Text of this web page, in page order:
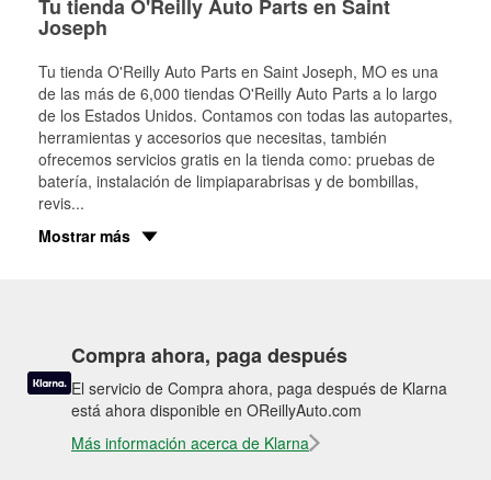
Tu tienda O'Reilly Auto Parts en Saint
Joseph
Tu tienda O'Reilly Auto Parts en Saint Joseph, MO es una
de las más de 6,000 tiendas O'Reilly Auto Parts a lo largo
de los Estados Unidos. Contamos con todas las autopartes,
herramientas y accesorios que necesitas, también
ofrecemos servicios gratis en la tienda como: pruebas de
batería, instalación de limpiaparabrisas y de bombillas,
revis...
Mostrar más
Compra ahora, paga después
El servicio de Compra ahora, paga después de Klarna
está ahora disponible en OReillyAuto.com
Más información acerca de Klarna